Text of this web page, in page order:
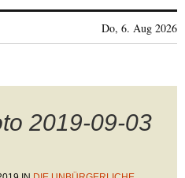
Do, 6. Aug 2026
2019-09-03